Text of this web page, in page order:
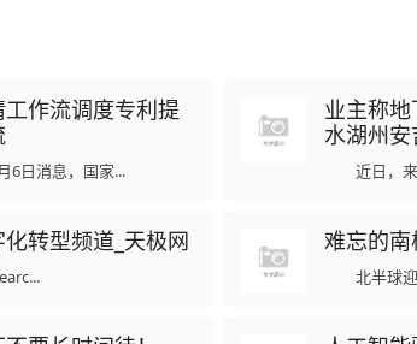
作流调度专利提
6日消息，国家...
业主称
水湖州安
近日，来
转型频道_天极网 难忘的南
北半球迎